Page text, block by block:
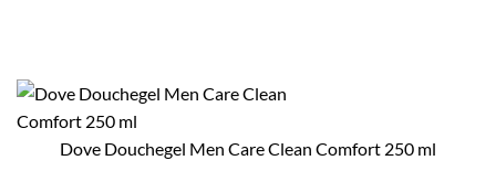
Dove Douchegel Men Care Clean Comfort 250 ml